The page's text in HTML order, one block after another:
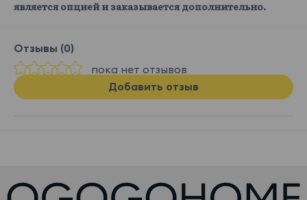
является опцией и заказывается дополнительно.
Отзывы (0)
пока нет отзывов
Добавить отзыв